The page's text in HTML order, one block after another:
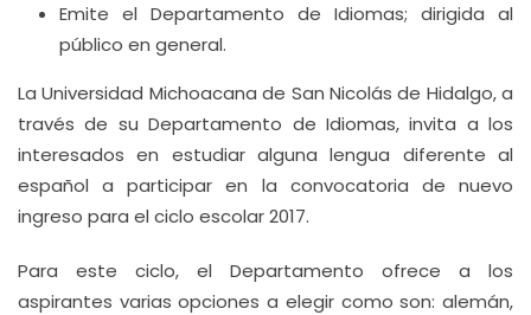
Emite el Departamento de Idiomas; dirigida al
público en general.
La Universidad Michoacana de San Nicolás de Hidalgo, a
través de su Departamento de Idiomas, invita a los
interesados en estudiar alguna lengua diferente al
español a participar en la convocatoria de nuevo
ingreso para el ciclo escolar 2017.
Para este ciclo, el Departamento ofrece a los
aspirantes varias opciones a elegir como son: alemán,